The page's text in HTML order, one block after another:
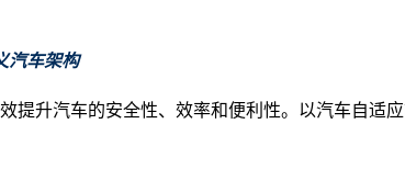
汽车架构
升汽车的安全性、效率和便利性。以汽车自适